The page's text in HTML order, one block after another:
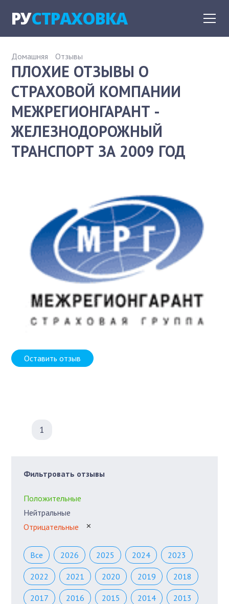
РУСТРАХОВКА
Домашняя Отзывы
ПЛОХИЕ ОТЗЫВЫ О
СТРАХОВОЙ КОМПАНИИ
МЕЖРЕГИОНГАРАНТ -
ЖЕЛЕЗНОДОРОЖНЫЙ
ТРАНСПОРТ ЗА 2009 ГОД
Оставить отзыв
1
Фильтровать отзывы
Положительные
Нейтральные
Отрицательные
✕
Все 2026 2025 2024 2023
2022 2021 2020 2019 2018
2017 2016 2015 2014 2013